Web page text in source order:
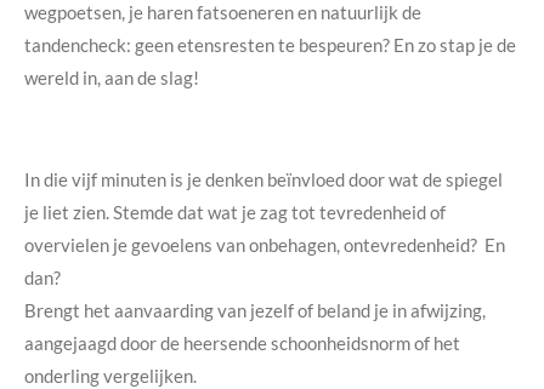
wegpoetsen, je haren fatsoeneren en natuurlijk de
tandencheck: geen etensresten te bespeuren? En zo stap je de
wereld in, aan de slag!
In die vijf minuten is je denken beïnvloed door wat de spiegel
je liet zien. Stemde dat wat je zag tot tevredenheid of
overvielen je gevoelens van onbehagen, ontevredenheid? En
dan?
Brengt het aanvaarding van jezelf of beland je in afwijzing,
aangejaagd door de heersende schoonheidsnorm of het
onderling vergelijken.